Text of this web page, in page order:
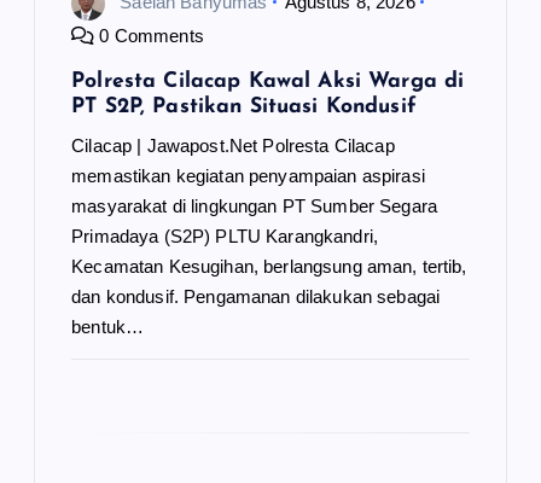
0 Comments
Polresta Cilacap Kawal Aksi Warga di
PT S2P, Pastikan Situasi Kondusif
Cilacap | Jawapost.Net Polresta Cilacap
memastikan kegiatan penyampaian aspirasi
masyarakat di lingkungan PT Sumber Segara
Primadaya (S2P) PLTU Karangkandri,
Kecamatan Kesugihan, berlangsung aman, tertib,
dan kondusif. Pengamanan dilakukan sebagai
bentuk…